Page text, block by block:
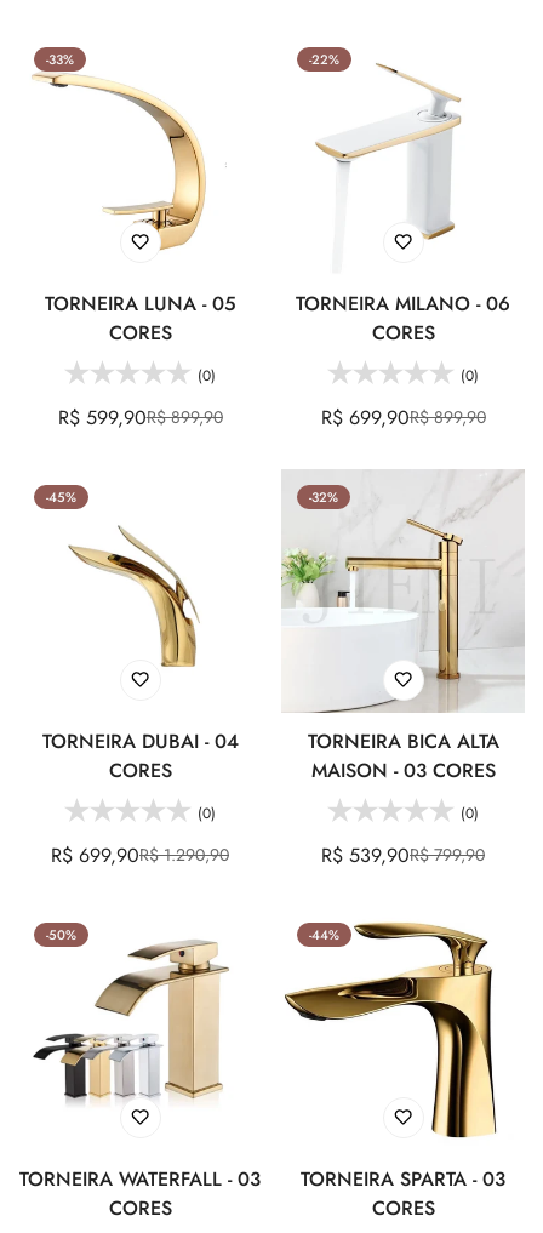
-33%
TORNEIRA LUNA - 05
CORES
(0)
Preço
R$ 599,90Preço
R$ 899,90
-22%
TORNEIRA MILANO - 06
CORES
(0)
Preço
R$ 699,90Preço
R$ 899,90
-45%
TORNEIRA DUBAI - 04
CORES
(0)
Preço
R$ 699,90Preço
R$ 1.290,90
-32%
TORNEIRA BICA ALTA
MAISON - 03 CORES
(0)
Preço
venda
R$ 539,90Preço
R$ 799,90
-50%
TORNEIRA WATERFALL - 03
CORES
-44%
TORNEIRA SPARTA - 03
CORES